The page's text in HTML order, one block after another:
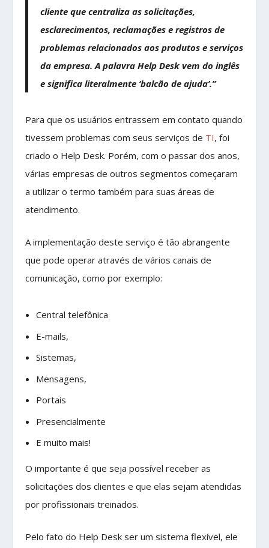
cliente que centraliza as solicitações,
esclarecimentos, reclamações e registros de
problemas relacionados aos produtos e serviços
da empresa. A palavra Help Desk vem do inglês
e significa literalmente ‘balcão de ajuda’.”
Para que os usuários entrassem em contato quando
tivessem problemas com seus serviços de TI, foi
criado o Help Desk. Porém, com o passar dos anos,
várias empresas de outros segmentos começaram
a utilizar o termo também para suas áreas de
atendimento.
A implementação deste serviço é tão abrangente
que pode operar através de vários canais de
comunicação, como por exemplo:
Central telefônica
E-mails,
Sistemas,
Mensagens,
Portais
Presencialmente
E muito mais!
O importante é que seja possível receber as
solicitações dos clientes e que elas sejam atendidas
por profissionais treinados.
Pelo fato do Help Desk ser um sistema flexível, ele